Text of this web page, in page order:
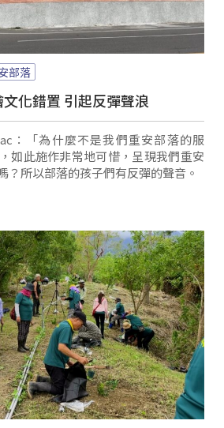
部落
化錯置 引起反彈聲浪
：「為什麼不是我們重安部落的服
如此施作非常地可惜，呈現我們重安
？所以部落的孩子們有反彈的聲音。